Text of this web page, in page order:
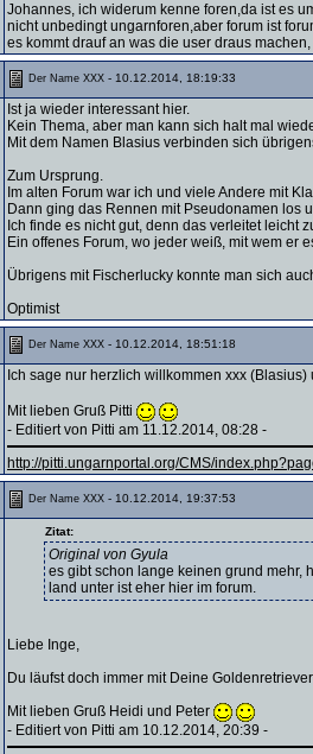
Johannes, ich widerum kenne foren,da ist es
nicht unbedingt ungarnforen,aber forum ist
es kommt drauf an was die user draus
Der Name XXX - 10.12.2014, 18:19:33
Ist ja wieder interessant hier.
Kein Thema, aber man kann sich halt mal
Mit dem Namen Blasius verbinden sich
Zum Ursprung.
Im alten Forum war ich und viele Andere mit
Dann ging das Rennen mit Pseudonamen los
Ich finde es nicht gut, denn das verleitet leicht
Ein offenes Forum, wo jeder weiß, mit wem er
Übrigens mit Fischerlucky konnte man sich
Optimist
Der Name XXX - 10.12.2014, 18:51:18
Ich sage nur herzlich willkommen xxx
Mit lieben Gruß Pitti
- Editiert von Pitti am 11.12.2014, 08:28 -
http://pitti.ungarnportal.org/CMS/
Der Name XXX - 10.12.2014, 19:37:53
Zitat:
Original von Gyula
es gibt schon lange keinen grund mehr,
land unter ist eher hier im forum.
Liebe Inge,
Du läufst doch immer mit Deine
Mit lieben Gruß Heidi und Peter
- Editiert von Pitti am 10.12.2014, 20:39 -